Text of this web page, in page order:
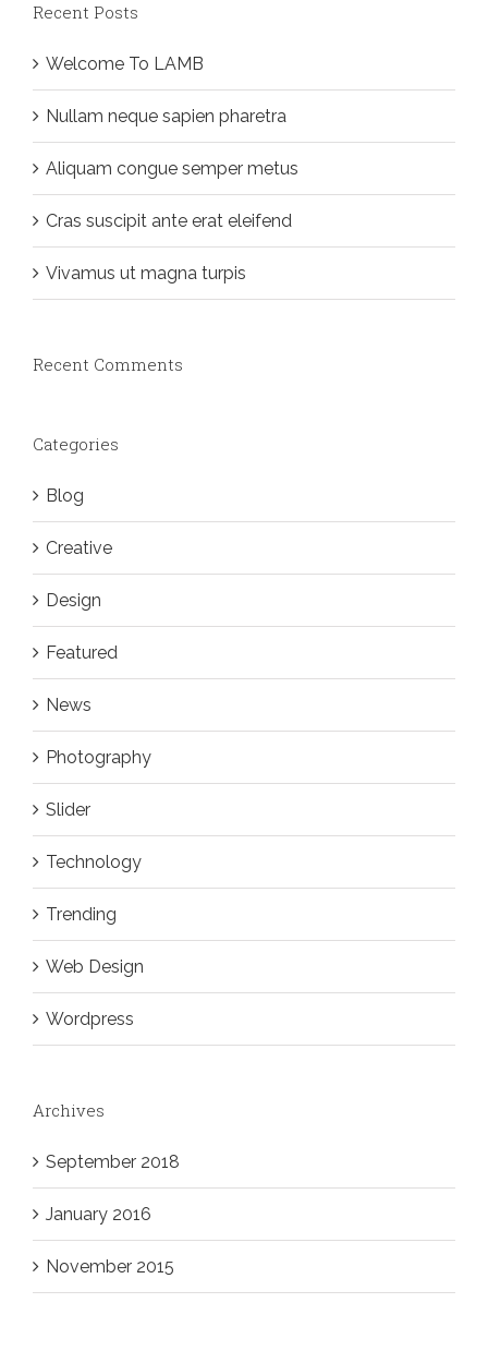
Recent Posts
Welcome To LAMB
Nullam neque sapien pharetra
Aliquam congue semper metus
Cras suscipit ante erat eleifend
Vivamus ut magna turpis
Recent Comments
Categories
Blog
Creative
Design
Featured
News
Photography
Slider
Technology
Trending
Web Design
Wordpress
Archives
September 2018
January 2016
November 2015